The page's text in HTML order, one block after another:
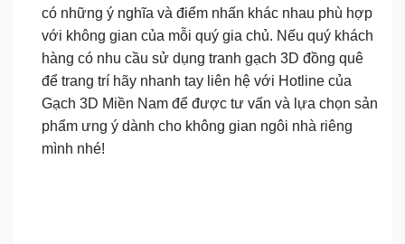
có những ý nghĩa và điểm nhấn khác nhau phù hợp
với không gian của mỗi quý gia chủ. Nếu quý khách
hàng có nhu cầu sử dụng tranh gạch 3D đồng quê
để trang trí hãy nhanh tay liên hệ với Hotline của
Gạch 3D Miền Nam để được tư vấn và lựa chọn sản
phẩm ưng ý dành cho không gian ngôi nhà riêng
mình nhé!